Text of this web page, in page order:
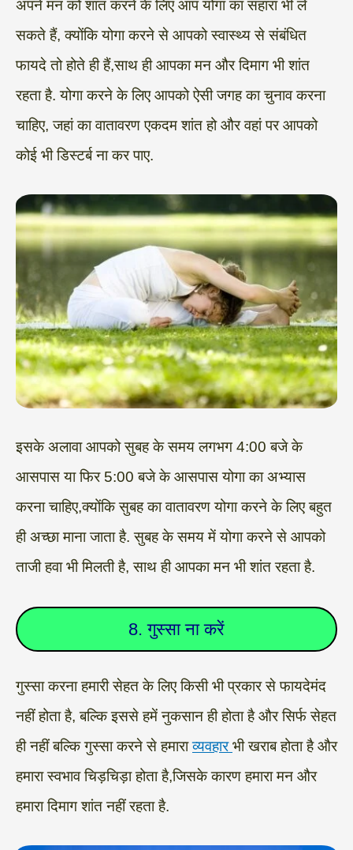
अपने मन को शांत करने के लिए आप योगा का सहारा भी ले
सकते हैं, क्योंकि योगा करने से आपको स्वास्थ्य से संबंधित
फायदे तो होते ही हैं,साथ ही आपका मन और दिमाग भी शांत
रहता है. योगा करने के लिए आपको ऐसी जगह का चुनाव करना
चाहिए, जहां का वातावरण एकदम शांत हो और वहां पर आपको
कोई भी डिस्टर्ब ना कर पाए.
इसके अलावा आपको सुबह के समय लगभग 4:00 बजे के
आसपास या फिर 5:00 बजे के आसपास योगा का अभ्यास
करना चाहिए,क्योंकि सुबह का वातावरण योगा करने के लिए बहुत
ही अच्छा माना जाता है. सुबह के समय में योगा करने से आपको
ताजी हवा भी मिलती है, साथ ही आपका मन भी शांत रहता है.
8. गुस्सा ना करें
गुस्सा करना हमारी सेहत के लिए किसी भी प्रकार से फायदेमंद
नहीं होता है, बल्कि इससे हमें नुकसान ही होता है और सिर्फ सेहत
ही नहीं बल्कि गुस्सा करने से हमाराव्यवहारभी खराब होता है और
हमारा स्वभाव चिड़चिड़ा होता है,जिसके कारण हमारा मन और
हमारा दिमाग शांत नहीं रहता है.